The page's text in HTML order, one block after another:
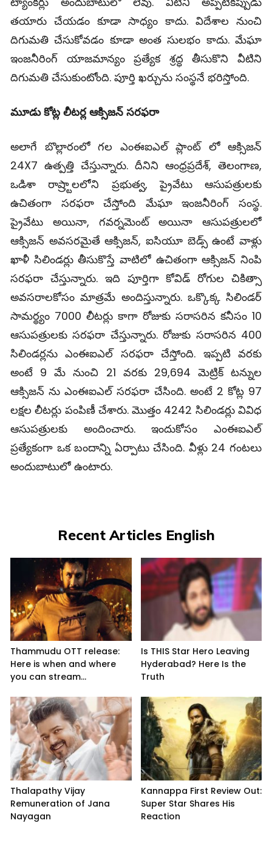
తయారు చేయడం కూడా సాధ్యం కాదు. విదేశాల నుంచి
దిగుమతి చేసుకోవడం కూడా అంత సులభం కాదు. మేఘా
ఇంజనీరింగ్ యాజమాన్యం ప్రత్యేక శ్రద్ధ తీసుకొని వీటిని
దిగుమతి చేసుకుంటోంది. పూర్తి ఖర్చును సంస్థనే భరిస్తోంది.
మూడు కోట్ల లీటర్ల ఆక్సిజన్ సరఫరా
అలాగే బొల్లారంలో గల ఎంఈఐఎల్ ప్లాంట్ లో ఆక్సిజన్
24X7 ఉత్పత్తి చేస్తున్నారు. దీనిని ఆంధ్రప్రదేశ్, తెలంగాణ,
ఒడిశా రాష్ర్టాలలోని ప్రభుత్వ, ప్రైవేటు ఆసుపత్రులకు
ఉచితంగా సరఫరా చేస్తోంది మేఘా ఇంజనీరింగ్ సంస్థ.
ప్రైవేటు అయినా, గవర్నమెంట్ అయినా ఆసుపత్రులలో
ఆక్సిజన్ అవసరమైతే ఆక్సిజన్, ఐసియూ బెడ్స్ ఉంటే వాళ్లు
ఖాళీ సిలిండర్లు తీసుకొస్తే వాటిలో ఉచితంగా ఆక్సిజన్ నింపి
సరఫరా చేస్తున్నారు. ఇది పూర్తిగా కోవిడ్ రోగుల చికిత్సా
అవసరాలకోసం మాత్రమే అందిస్తున్నారు. ఒక్కొక్క సిలిండర్
సామర్థ్యం 7000 లీటర్లు కాగా రోజుకు సరాసరిన కనీసం 10
ఆసుపత్రులకు సరఫరా చేస్తున్నారు. రోజుకు సరాసరిన 400
సిలిండర్లను ఎంఈఐఎల్ సరఫరా చేస్తోంది. ఇప్పటి వరకు
అంటే 9 మే నుంచి 21 వరకు 29,694 మెట్రిక్ టన్నుల
ఆక్సిజన్ ను ఎంఈఐఎల్ సరఫరా చేసింది. అంటే 2 కోట్ల 97
లక్షల లీటర్లు పంపిణీ చేశారు. మొత్తం 4242 సిలిండర్లు వివిధ
ఆసుపత్రులకు అందించారు. ఇందుకోసం ఎంఈఐఎల్
ప్రత్యేకంగా ఒక బందాన్ని ఏర్పాటు చేసింది. వీళ్లు 24 గంటలు
అందుబాటులో ఉంటారు.
Recent Articles English
Thammudu OTT release:
Here is when and where
you can stream...
Is THIS Star Hero Leaving
Hyderabad? Here Is the
Truth
Thalapathy Vijay
Remuneration of Jana
Nayagan
Kannappa First Review Out:
Super Star Shares His
Reaction